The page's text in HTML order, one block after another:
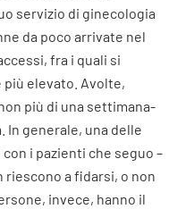
servizio di ginecologia
da poco arrivate nel
fra i quali si
elevato. Avolte,
più di una settimana-
In generale, una delle
i pazienti che seguo –
riescono a fidarsi, o non
invece, hanno il